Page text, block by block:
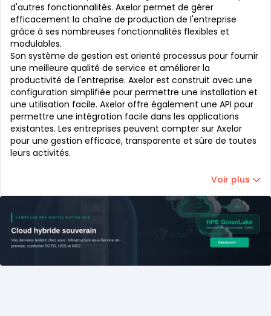
d'autres fonctionnalités. Axelor permet de gérer
efficacement la chaîne de production de l'entreprise
grâce à ses nombreuses fonctionnalités flexibles et
modulables.
Son système de gestion est orienté processus pour fournir
une meilleure qualité de service et améliorer la
productivité de l'entreprise. Axelor est construit avec une
configuration simplifiée pour permettre une installation et
une utilisation facile. Axelor offre également une API pour
permettre une intégration facile dans les applications
existantes. Les entreprises peuvent compter sur Axelor
pour une gestion efficace, transparente et sûre de toutes
leurs activités.
Voir plus